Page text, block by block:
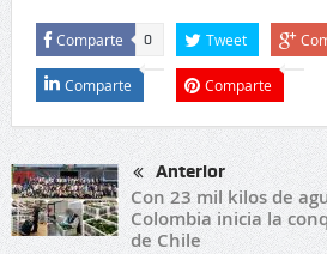
Comparte 0 Tweet
Comparte Comparte
Anterior
Con 23 mil kilos de
Colombia inicia la
de Chile